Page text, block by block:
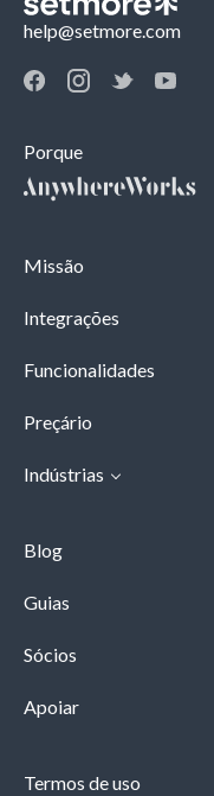
help@setmore.com
Porque
Missão
Integrações
Funcionalidades
Preçário
Indústrias
Blog
Guias
Sócios
Apoiar
Termos de uso